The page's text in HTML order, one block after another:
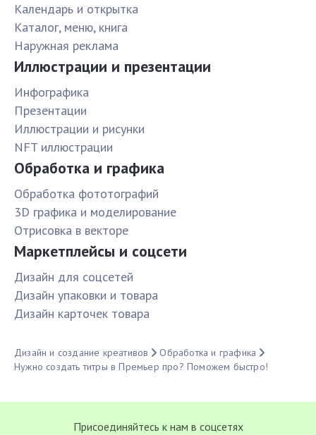
Календарь и открытка
Каталог, меню, книга
Наружная реклама
Иллюстрации и презентации
Инфографика
Презентации
Иллюстрации и рисунки
NFT иллюстрации
Обработка и графика
Обработка фототографий
3D графика и моделирование
Отрисовка в векторе
Маркетплейсы и соцсети
Дизайн для соцсетей
Дизайн упаковки и товара
Дизайн карточек товара
Дизайн и создание креативов
Обработка и графика
Нужно создать титры в Премьер про? Поможем быстро!
Присоединяйтесь к нам в соцсетях